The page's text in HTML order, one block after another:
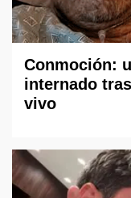
Conmoción:
internado
vivo